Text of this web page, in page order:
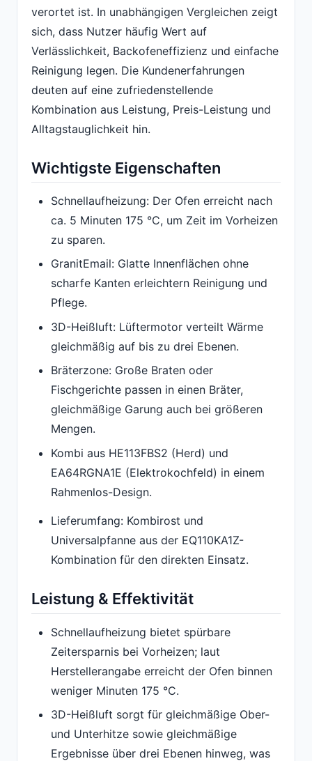
verortet ist. In unabhängigen Vergleichen zeigt
sich, dass Nutzer häufig Wert auf
Verlässlichkeit, Backofeneffizienz und einfache
Reinigung legen. Die Kundenerfahrungen
deuten auf eine zufriedenstellende
Kombination aus Leistung, Preis-Leistung und
Alltagstauglichkeit hin.
Wichtigste Eigenschaften
Schnellaufheizung: Der Ofen erreicht nach
ca. 5 Minuten 175 °C, um Zeit im Vorheizen
zu sparen.
GranitEmail: Glatte Innenflächen ohne
scharfe Kanten erleichtern Reinigung und
Pflege.
3D-Heißluft: Lüftermotor verteilt Wärme
gleichmäßig auf bis zu drei Ebenen.
Bräterzone: Große Braten oder
Fischgerichte passen in einen Bräter,
gleichmäßige Garung auch bei größeren
Mengen.
Kombi aus HE113FBS2 (Herd) und
EA64RGNA1E (Elektrokochfeld) in einem
Rahmenlos-Design.
Lieferumfang: Kombirost und
Universalpfanne aus der EQ110KA1Z-
Kombination für den direkten Einsatz.
Leistung & Effektivität
Schnellaufheizung bietet spürbare
Zeitersparnis bei Vorheizen; laut
Herstellerangabe erreicht der Ofen binnen
weniger Minuten 175 °C.
3D-Heißluft sorgt für gleichmäßige Ober-
und Unterhitze sowie gleichmäßige
Ergebnisse über drei Ebenen hinweg, was